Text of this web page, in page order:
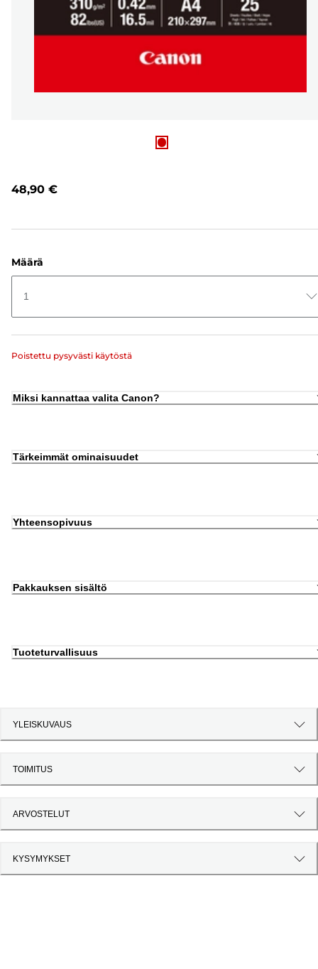
48,90 €
Määrä
1
Poistettu pysyvästi käytöstä
Miksi kannattaa valita Canon?
Tärkeimmät ominaisuudet
Yhteensopivuus
Pakkauksen sisältö
Tuoteturvallisuus
YLEISKUVAUS
TOIMITUS
ARVOSTELUT
KYSYMYKSET